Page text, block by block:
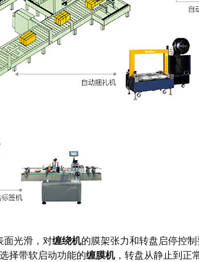
面光滑，对缠绕机的膜架张力和转盘启停控
择带软启动功能的缠膜机，转盘从静止到正